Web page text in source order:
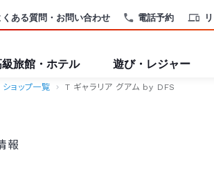
電話予約
くある質問・お問い合わせ
旅館・ホテル 遊び・レジャー
ショップ一覧 T ギャラリア グアム by DFS
報